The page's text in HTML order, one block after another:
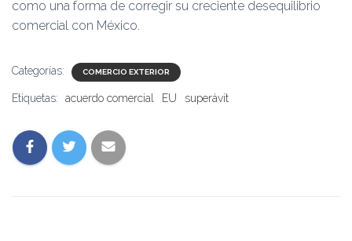
como una forma de corregir su creciente desequilibrio
comercial con México.
Categorías: COMERCIO EXTERIOR
Etiquetas: acuerdo comercial EU superávit